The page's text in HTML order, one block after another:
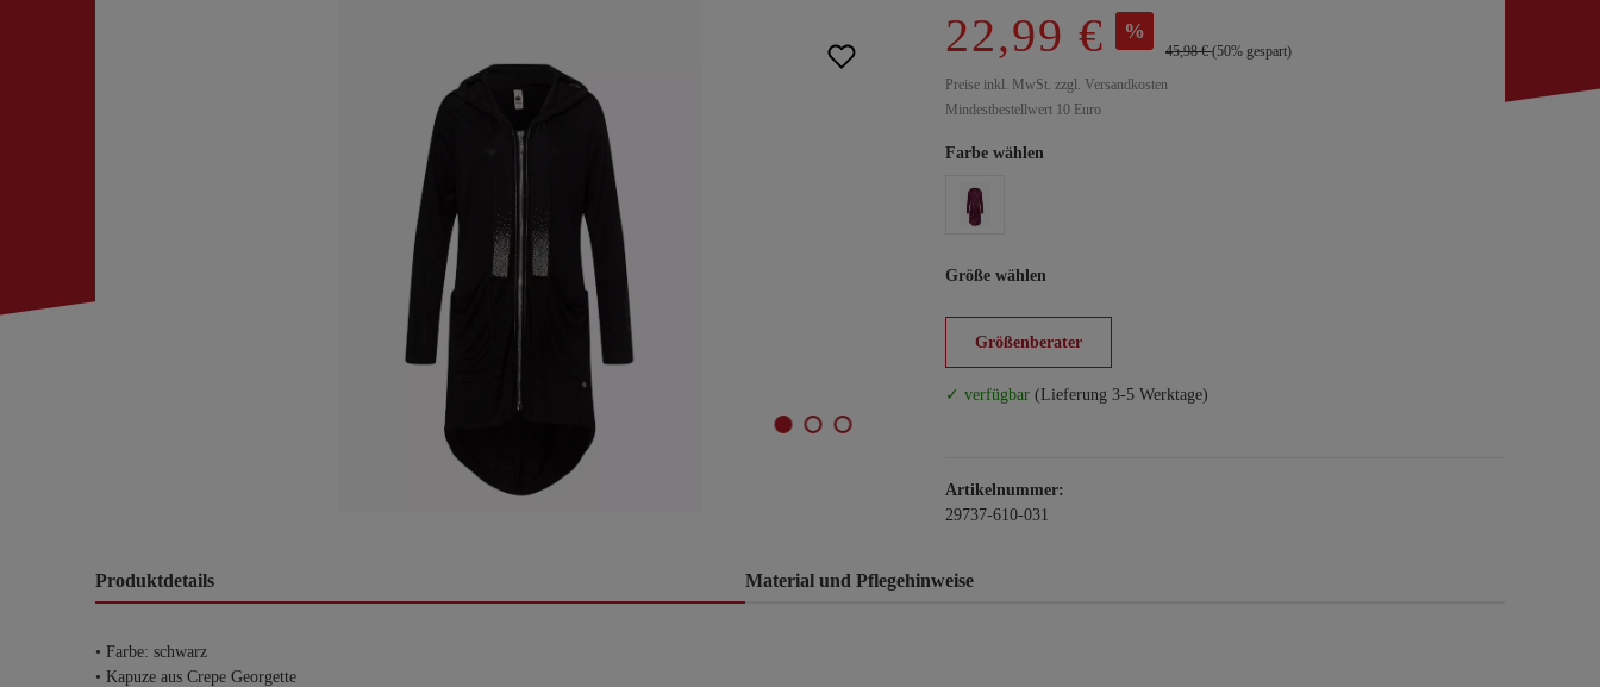
22,99 € %
45,98 €(50% gespart)
Preise inkl. MwSt. zzgl. Versandkosten
Mindestbestellwert 10 Euro
Farbe wählen
Größe wählen
Größenberater
✓ verfügbar (Lieferung 3-5 Werktage)
Artikelnummer:
29737-610-031
Produktdetails Material und Pflegehinweise
• Farbe: schwarz
• Kapuze aus Crepe Georgette